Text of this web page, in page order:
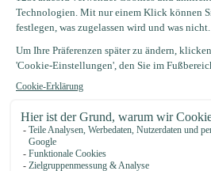
Zuletzt angesehen